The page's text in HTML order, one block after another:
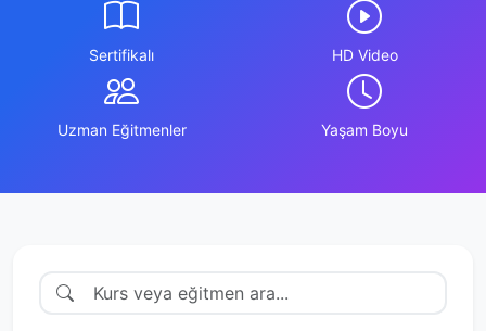
Sertifikalı HD Video
Uzman Eğitmenler Yaşam Boyu